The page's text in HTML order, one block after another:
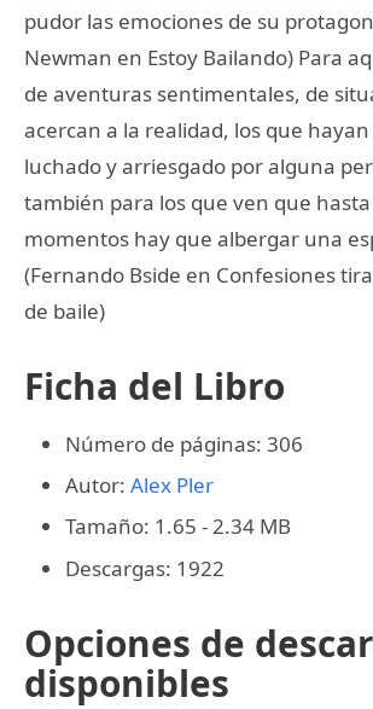
pudor las emociones de su
Newman en Estoy Bailando) Para
de aventuras sentimentales, de
acercan a la realidad, los que
luchado y arriesgado por alguna
también para los que ven que
momentos hay que albergar una
(Fernando Bside en Confesiones
de baile)
Ficha del Libro
Número de páginas: 306
Autor: Alex Pler
Tamaño: 1.65 - 2.34 MB
Descargas: 1922
Opciones de
disponibles